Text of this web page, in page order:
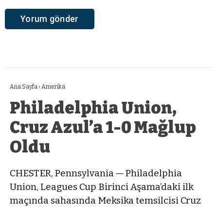
Ana Sayfa › Amerika
Philadelphia Union,
Cruz Azul’a 1-0 Mağlup
Oldu
CHESTER, Pennsylvania — Philadelphia
Union, Leagues Cup Birinci Aşama’daki ilk
maçında sahasında Meksika temsilcisi Cruz